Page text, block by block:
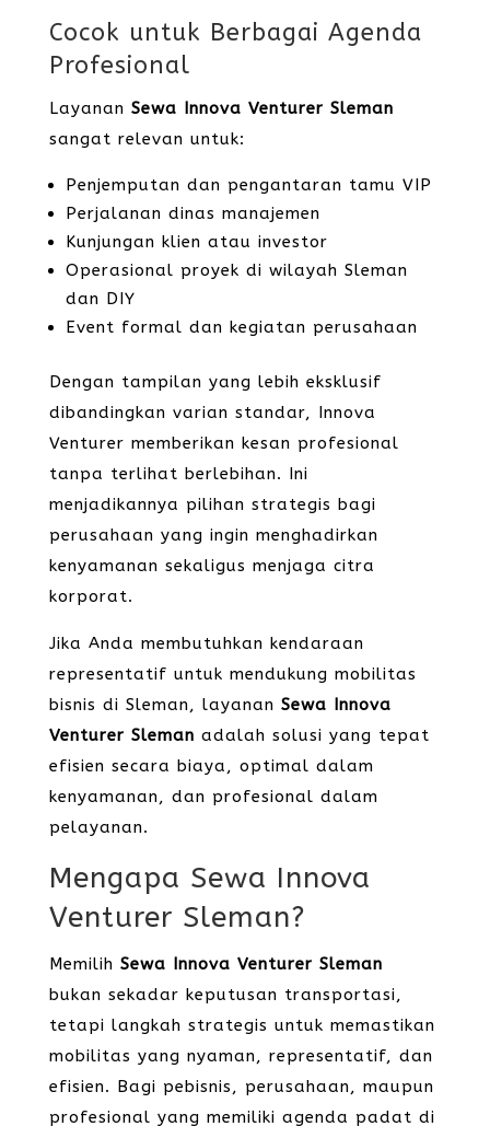
Cocok untuk Berbagai Agenda
Profesional
Layanan Sewa Innova Venturer Sleman
sangat relevan untuk:
Penjemputan dan pengantaran tamu VIP
Perjalanan dinas manajemen
Kunjungan klien atau investor
Operasional proyek di wilayah Sleman
dan DIY
Event formal dan kegiatan perusahaan
Dengan tampilan yang lebih eksklusif
dibandingkan varian standar, Innova
Venturer memberikan kesan profesional
tanpa terlihat berlebihan. Ini
menjadikannya pilihan strategis bagi
perusahaan yang ingin menghadirkan
kenyamanan sekaligus menjaga citra
korporat.
Jika Anda membutuhkan kendaraan
representatif untuk mendukung mobilitas
bisnis di Sleman, layanan Sewa Innova
Venturer Sleman adalah solusi yang tepat
efisien secara biaya, optimal dalam
kenyamanan, dan profesional dalam
pelayanan.
Mengapa Sewa Innova
Venturer Sleman?
Memilih Sewa Innova Venturer Sleman
bukan sekadar keputusan transportasi,
tetapi langkah strategis untuk memastikan
mobilitas yang nyaman, representatif, dan
efisien. Bagi pebisnis, perusahaan, maupun
profesional yang memiliki agenda padat di